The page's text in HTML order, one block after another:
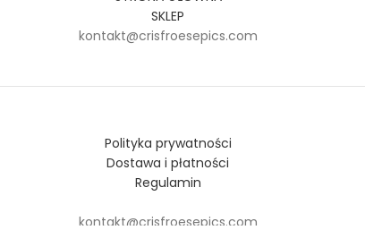
SKLEP
kontakt@crisfroesepics.com
Polityka prywatności
Dostawa i płatności
Regulamin
kontakt@crisfroesepics.com